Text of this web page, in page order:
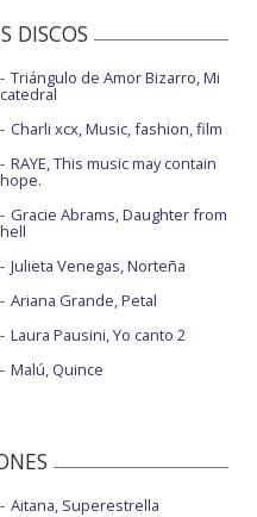
DISCOS
Triángulo de Amor Bizarro, Mi
catedral
Charli xcx, Music, fashion, film
RAYE, This music may contain
hope.
Gracie Abrams, Daughter from
hell
Julieta Venegas, Norteña
Ariana Grande, Petal
Laura Pausini, Yo canto 2
Malú, Quince
Aitana, Superestrella